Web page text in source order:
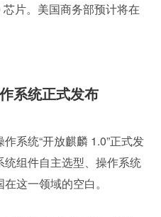
片。美国商务部预计将在
系统正式发布
系统“开放麒麟 1.0”正式发
组件自主选型、操作系统
这一领域的空白。